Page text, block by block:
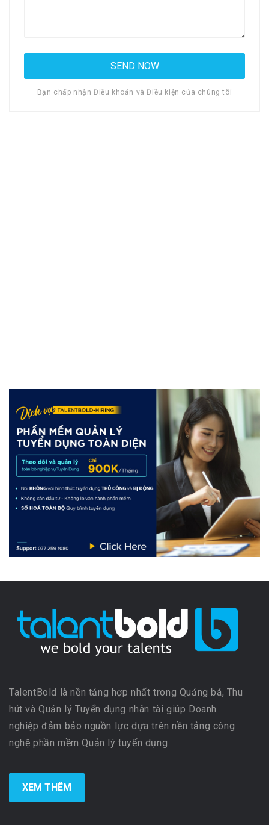
Bạn chấp nhận Điều khoản và Điều kiện của chúng tôi
TalentBold là nền tảng hợp nhất trong Quảng bá, Thu
hút và Quản lý Tuyển dụng nhân tài giúp Doanh
nghiệp đảm bảo nguồn lực dựa trên nền tảng công
nghệ phần mềm Quản lý tuyển dụng
XEM THÊM